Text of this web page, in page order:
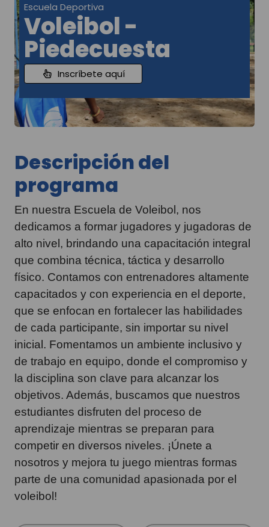
Escuela Deportiva
Voleibol -
Piedecuesta
Inscríbete aquí
Descripción del
programa
En nuestra Escuela de Voleibol, nos
dedicamos a formar jugadores y jugadoras de
alto nivel, brindando una capacitación integral
que combina técnica, táctica y desarrollo
físico. Contamos con entrenadores altamente
capacitados y con experiencia en el deporte,
que se enfocan en fortalecer las habilidades
de cada participante, sin importar su nivel
inicial. Fomentamos un ambiente inclusivo y
de trabajo en equipo, donde el compromiso y
la disciplina son clave para alcanzar los
objetivos. Además, buscamos que nuestros
estudiantes disfruten del proceso de
aprendizaje mientras se preparan para
competir en diversos niveles. ¡Únete a
nosotros y mejora tu juego mientras formas
parte de una comunidad apasionada por el
voleibol!